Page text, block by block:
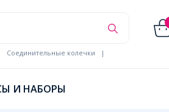
Соединительные колечки
|
И НАБОРЫ